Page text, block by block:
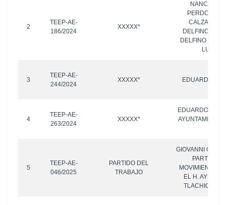
2
TEEP-AE-
186/2024
XXXXX*
NANCY
PERDOMO
CALZADO
DELFINO
DELFINO
LUGO
3
TEEP-AE-
244/2024
XXXXX* EDUARDO
4
TEEP-AE-
263/2024
XXXXX*
EDUARDO
5
TEEP-AE-
046/2025
PARTIDO DEL
TRABAJO
GIOVANNI
PARTIDO
MOVIMIENTO
EL H.